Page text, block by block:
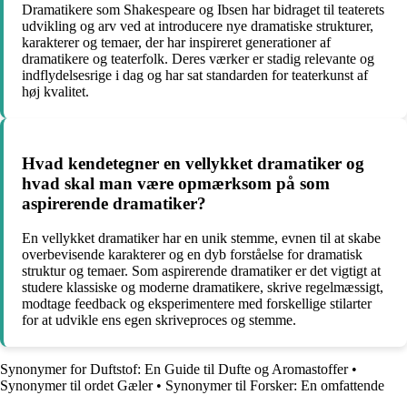
Dramatikere som Shakespeare og Ibsen har bidraget til teaterets
udvikling og arv ved at introducere nye dramatiske strukturer,
karakterer og temaer, der har inspireret generationer af
dramatikere og teaterfolk. Deres værker er stadig relevante og
indflydelsesrige i dag og har sat standarden for teaterkunst af
høj kvalitet.
Hvad kendetegner en vellykket dramatiker og
hvad skal man være opmærksom på som
aspirerende dramatiker?
En vellykket dramatiker har en unik stemme, evnen til at skabe
overbevisende karakterer og en dyb forståelse for dramatisk
struktur og temaer. Som aspirerende dramatiker er det vigtigt at
studere klassiske og moderne dramatikere, skrive regelmæssigt,
modtage feedback og eksperimentere med forskellige stilarter
for at udvikle ens egen skriveproces og stemme.
Synonymer for Duftstof: En Guide til Dufte og Aromastoffer•
Synonymer til ordet Gæler• Synonymer til Forsker: En omfattende